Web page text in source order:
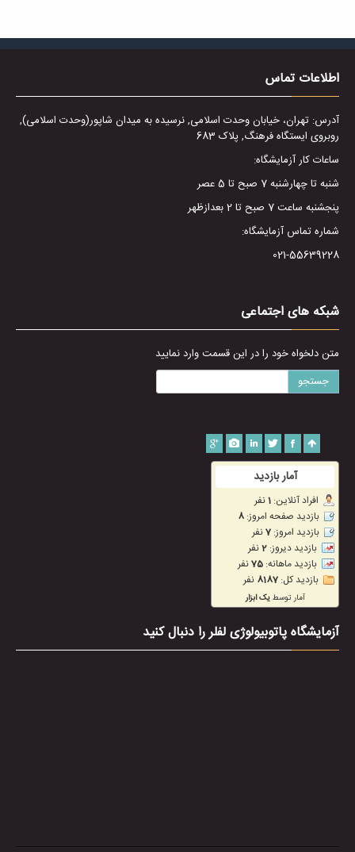
اطلاعات تماس
آدرس: تهران، خیابان وحدت اسلامی, نرسیده به میدان شاپور(وحدت اسلامی),
روبروی ایستگاه فرهنگ, پلاک 683
ساعات کار آزمایشگاه:
شنبه تا چهارشنبه 7 صبح تا 5 عصر
پنجشنبه ساعت 7 صبح تا 2 بعدازظهر
شماره تماس آزمایشگاه:
021-55639228
شبکه های اجتماعی
متن دلخواه خود را در این قسمت وارد نمایید
جستجو
آزمایشگاه پاتوبیولوژی لفلر را دنبال کنید